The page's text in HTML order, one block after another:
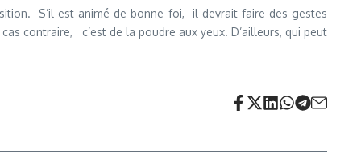
S’il est animé de bonne foi, il devrait faire des gestes
contraire, c’est de la poudre aux yeux. D’ailleurs, qui peut